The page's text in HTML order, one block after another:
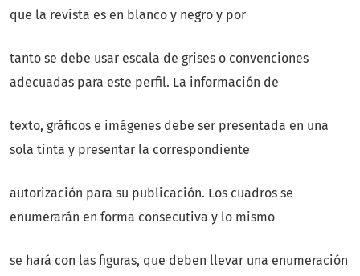
que la revista es en blanco y negro y por
tanto se debe usar escala de grises o convenciones
adecuadas para este perfil. La información de
texto, gráficos e imágenes debe ser presentada en una
sola tinta y presentar la correspondiente
autorización para su publicación. Los cuadros se
enumerarán en forma consecutiva y lo mismo
se hará con las figuras, que deben llevar una enumeración